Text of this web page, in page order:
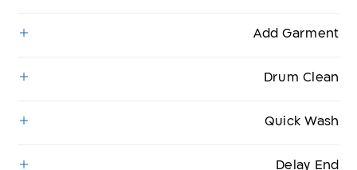
Add Garment
Drum Clean
Quick Wash
Delay End